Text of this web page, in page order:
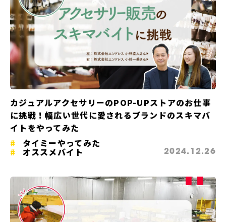
カジュアルアクセサリーのPOP-UPストアのお仕事
に挑戦！幅広い世代に愛されるブランドのスキマバ
イトをやってみた
タイミーやってみた
オススメバイト 2024.12.26